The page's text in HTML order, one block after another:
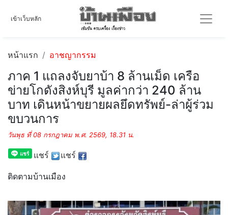
เข้าเว็บหลัก
หน้าแรก อาชญากรรม
ภาค 1 แถลงจับยาบ้า 8 ล้านเม็ด เครือ
ข่ายโกดังสิงห์บุรี มูลค่ากว่า 240 ล้าน
บาท เดินหน้าขยายผลยึดทรัพย์-ล่าผู้ร่วม
ขบวนการ
วันพุธ ที่ 08 กรกฎาคม พ.ศ. 2569, 18.31 น.
แชร์ แชร์
ติดตามบ้านเมือง